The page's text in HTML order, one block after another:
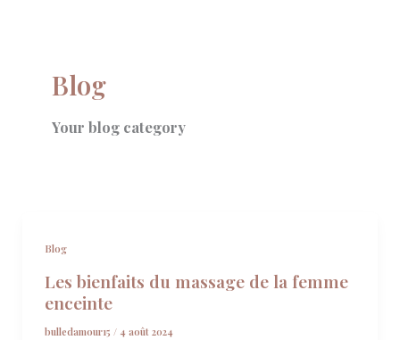
Blog
Your blog category
Blog
Les bienfaits du massage de la femme
enceinte
bulledamour15 / 4 août 2024